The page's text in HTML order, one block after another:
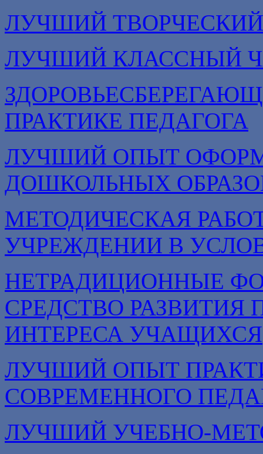
ЛУЧШИЙ
ЛУЧШИЙ КЛАССНЫЙ
ПРАКТИКЕ ПЕДАГОГА
ЛУЧШИЙ ОПЫТ
ДОШКОЛЬНЫХ
МЕТОДИЧЕСКАЯ
УЧРЕЖДЕНИИ В
НЕТРАДИЦИОННЫЕ
СРЕДСТВО РАЗВИТИЯ
ИНТЕРЕСА УЧАЩИХСЯ
ЛУЧШИЙ ОПЫТ
СОВРЕМЕННОГО
ЛУЧШИЙ УЧЕБНО-